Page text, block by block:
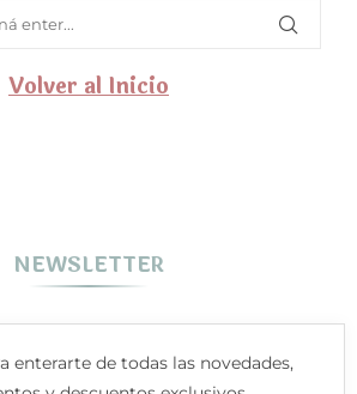
Volver al Inicio
NEWSLETTER
enterarte de todas las novedades,